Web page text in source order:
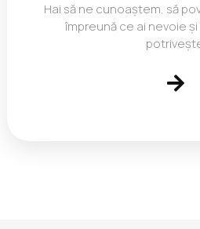
Hai să ne cunoaștem, să
împreună ce ai nevoie